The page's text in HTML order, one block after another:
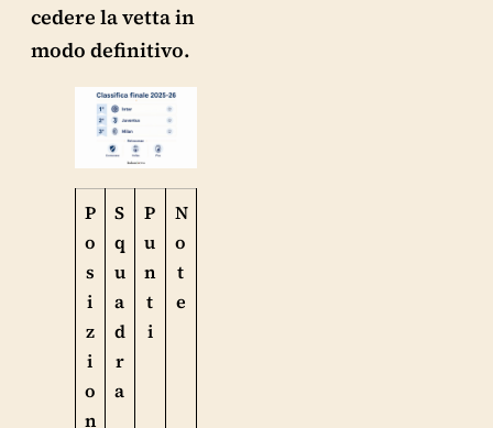
cedere la vetta in
modo definitivo.
P
o
s
i
z
i
o
n
S
q
u
a
d
r
a
P
u
n
t
i
N
o
t
e